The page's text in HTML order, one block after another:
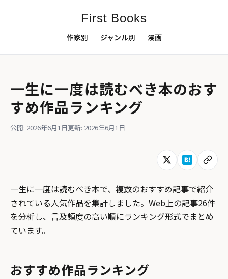
First Books
作家別 ジャンル別 漫画
一生に一度は読むべき本のおす
すめ作品ランキング
公開: 2026年6月1日更新: 2026年6月1日
一生に一度は読むべき本で、複数のおすすめ記事で紹介
されている人気作品を集計しました。Web上の記事26件
を分析し、言及頻度の高い順にランキング形式でまとめ
ています。
おすすめ作品ランキング